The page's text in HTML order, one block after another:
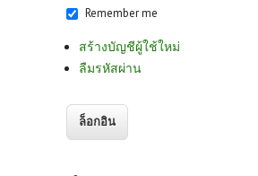
Remember me
สร้างบัญชีผู้ใช้ใหม่
ลืมรหัสผ่าน